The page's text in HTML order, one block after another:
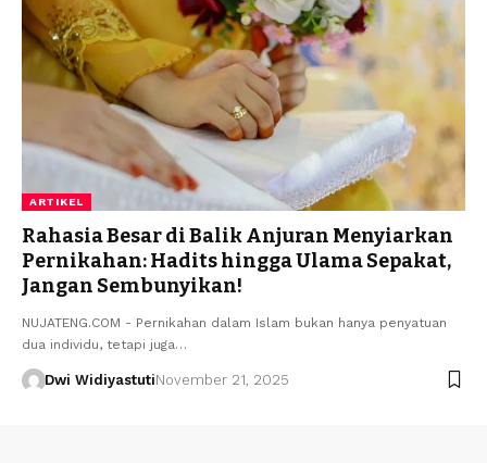
ARTIKEL
Rahasia Besar di Balik Anjuran Menyiarkan
Pernikahan: Hadits hingga Ulama Sepakat,
Jangan Sembunyikan!
NUJATENG.COM - Pernikahan dalam Islam bukan hanya penyatuan
dua individu, tetapi juga…
Dwi WidiyastutiNovember 21, 2025